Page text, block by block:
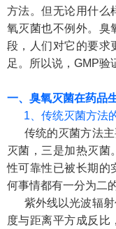
方法。但无论用什么
氧灭菌也不例外。臭
段，人们对它的要求
足。所以说，GMP验
一、臭氧灭菌在药品
1、传统灭菌方法
传统的灭菌方法主
灭菌，三是加热灭菌
性可靠性已被长期的
何事情都有一分为二
紫外线以光波辐射
度与距离平方成反比